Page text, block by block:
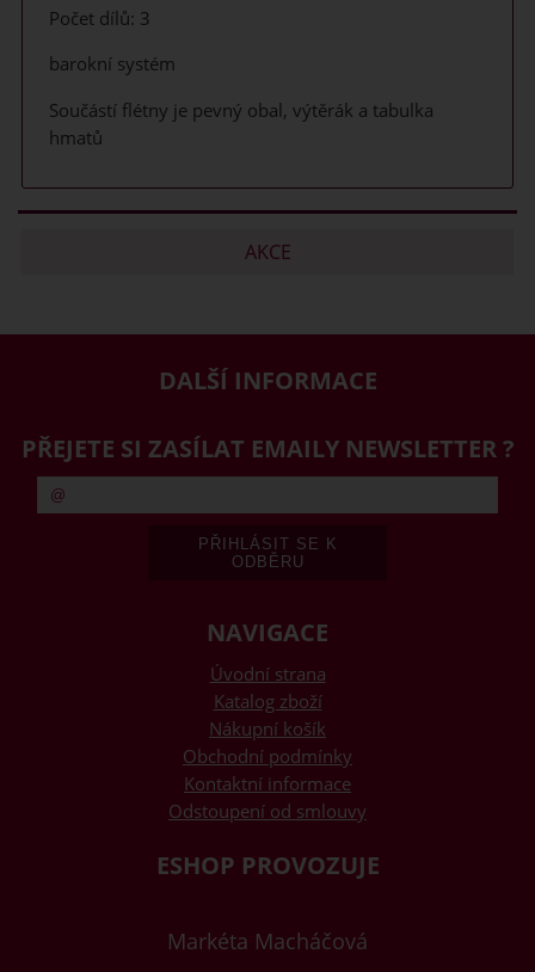
Počet dílů: 3
barokní systém
Součástí flétny je pevný obal, výtěrák a tabulka
hmatů
AKCE
DALŠÍ INFORMACE
PŘEJETE SI ZASÍLAT EMAILY NEWSLETTER ?
NAVIGACE
Úvodní strana
Katalog zboží
Nákupní košík
Obchodní podmínky
Kontaktní informace
Odstoupení od smlouvy
ESHOP PROVOZUJE
Markéta Macháčová